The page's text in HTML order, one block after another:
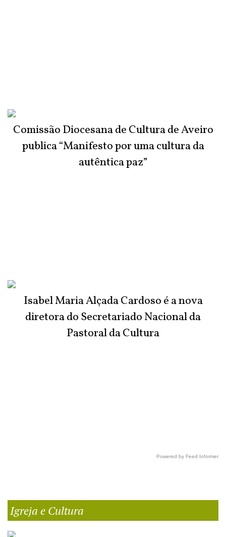
Comissão Diocesana de Cultura de Aveiro
publica “Manifesto por uma cultura da
autêntica paz”
Isabel Maria Alçada Cardoso é a nova
diretora do Secretariado Nacional da
Pastoral da Cultura
Powered by Feed Informer
Igreja e Cultura